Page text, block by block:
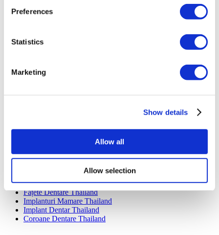
Preferences
Statistics
Marketing
Show details
Allow all
Allow selection
Clinica Luna
Dr. Vivo Hair Clinic
Masterpiece Hospital
Implanturi Mamare Mexic
Tratamente Populare în Thailand
Rinoplastie Thailand
Fațete Dentare Thailand
Implanturi Mamare Thailand
Implant Dentar Thailand
Coroane Dentare Thailand